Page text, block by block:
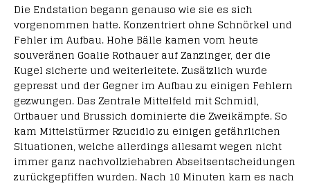
Die Endstation begann genauso wie sie es sich
vorgenommen hatte. Konzentriert ohne Schnörkel und
Fehler im Aufbau. Hohe Bälle kamen vom heute
souveränen Goalie Rothauer auf Zanzinger, der die
Kugel sicherte und weiterleitete. Zusätzlich wurde
gepresst und der Gegner im Aufbau zu einigen Fehlern
gezwungen. Das Zentrale Mittelfeld mit Schmidl,
Ortbauer und Brussich dominierte die Zweikämpfe. So
kam Mittelstürmer Rzucidlo zu einigen gefährlichen
Situationen, welche allerdings allesamt wegen nicht
immer ganz nachvollziehabren Abseitsentscheidungen
zurückgepfiffen wurden. Nach 10 Minuten kam es nach